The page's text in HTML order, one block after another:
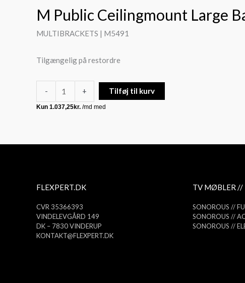
M Public Ceilingmount Large
MULTIBRACKETS | M5491
Tilgængelig på restordre
-
-
Sort
antal
+ Tilføj til kurv
FLEXPERT.DK
CVR 35366393
VINDELEVGÅRD 149
DK – 7830 VINDERUP
KONTAKT@FLEXPERT.DK
TV MØBLER //
SONOROUS //
SONOROUS //
SONOROUS //